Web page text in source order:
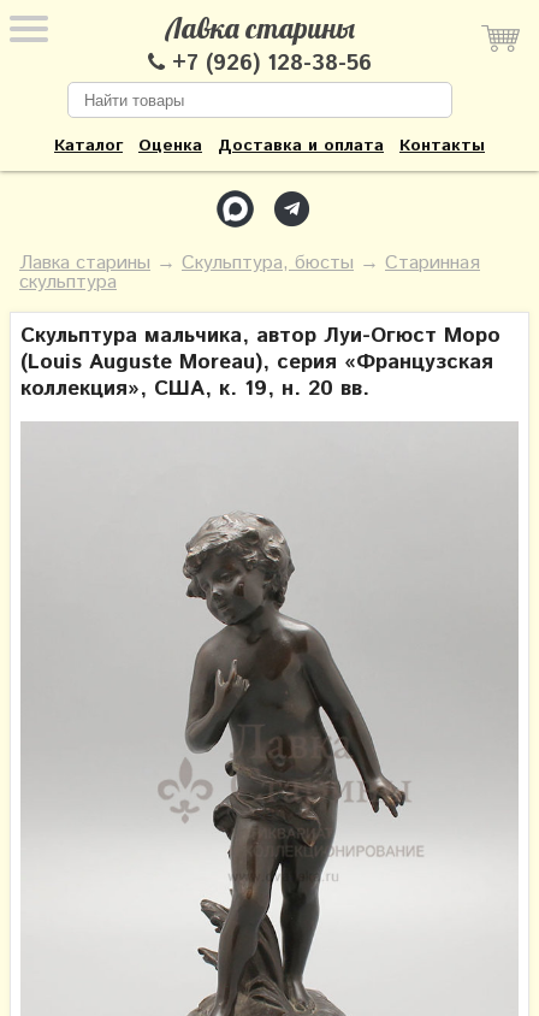
Лавка старины
+7 (926) 128-38-56
Каталог Оценка Доставка и оплата Контакты
Лавка старины → Скульптура, бюсты → Старинная
скульптура
Скульптура мальчика, автор Луи-Огюст Моро
(Louis Auguste Moreau), серия «Французская
коллекция», США, к. 19, н. 20 вв.